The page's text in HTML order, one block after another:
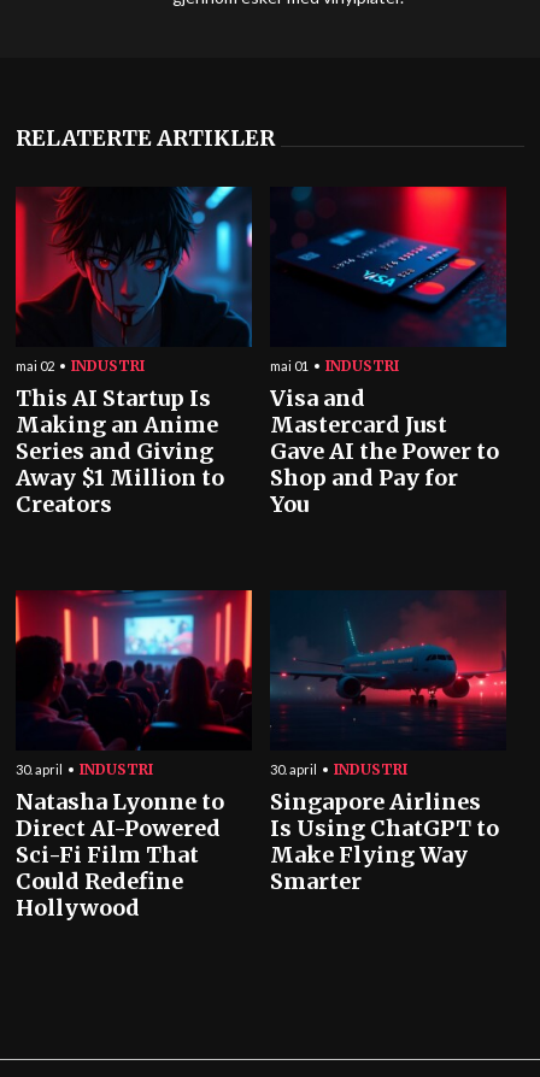
RELATERTE ARTIKLER
mai 02 INDUSTRI
This AI Startup Is
Making an Anime
Series and Giving
Away $1 Million to
Creators
mai 01 INDUSTRI
Visa and
Mastercard Just
Gave AI the Power to
Shop and Pay for
You
30. april INDUSTRI
Natasha Lyonne to
Direct AI-Powered
Sci-Fi Film That
Could Redefine
Hollywood
30. april INDUSTRI
Singapore Airlines
Is Using ChatGPT to
Make Flying Way
Smarter